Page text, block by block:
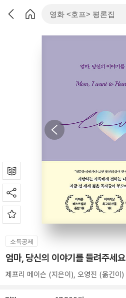
소득공제
엄마, 당신의 이야기를 들려주세요
제프리 메이슨 (지은이), 오영진 (옮긴이)